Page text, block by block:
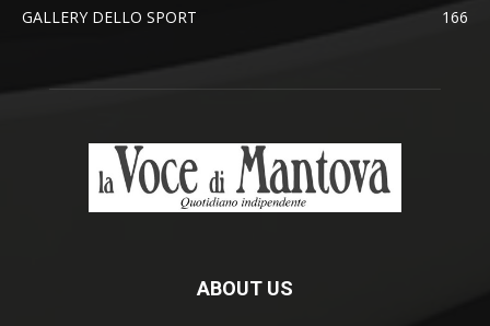
GALLERY DELLO SPORT
166
ABOUT US